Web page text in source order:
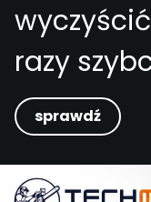
razy
sprawdź